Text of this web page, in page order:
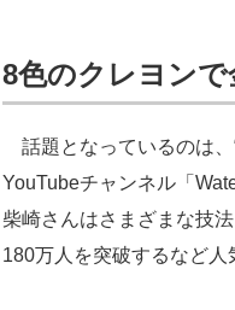
8色のクレヨン
話題となっているのは、
YouTubeチャンネル「
柴崎さんはさまざまな技
180万人を突破するなど人